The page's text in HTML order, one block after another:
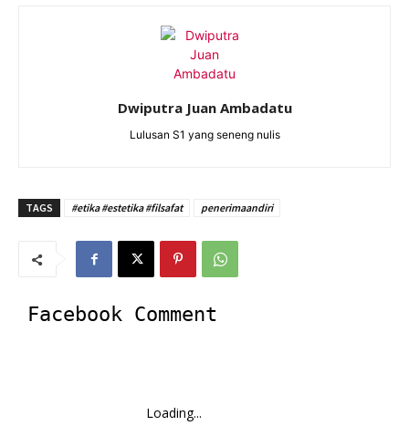
Dwiputra Juan Ambadatu
Lulusan S1 yang seneng nulis
TAGS #etika #estetika #filsafat penerimaandiri
Facebook Comment
Loading...